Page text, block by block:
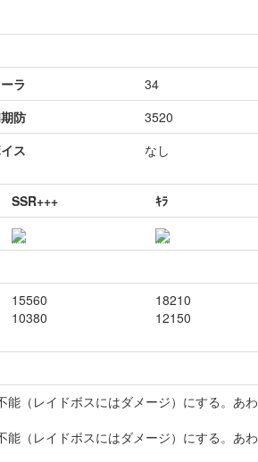
ラ
34
防
3520
ス なし
SSR+++ ｷﾗ
15560
10380
18210
12150
（レイドボスにはダメージ）にする。あわ
（レイドボスにはダメージ）にする。あわ